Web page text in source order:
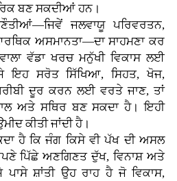
ਬਣ ਸਕਦੀਆਂ ਹਨ।
ਜਲਵਾਯੂ ਪਰਿਵਰਤਨ,
ਅਸਮਾਨਤਾ—ਦਾ ਸਾਹਮਣਾ ਕਰ
ਵੱਡਾ ਖਰਚ ਮਨੁੱਖੀ ਵਿਕਾਸ ਲਈ
ਇਹ ਸਰੋਤ ਸਿੱਖਿਆ, ਸਿਹਤ, ਖੋਜ,
ਦੂਰ ਕਰਨ ਲਈ ਵਰਤੇ ਜਾਣ, ਤਾਂ
ਅਤੇ ਸਥਿਰ ਬਣ ਸਕਦਾ ਹੈ। ਇਹੀ
ਕੀਤੀ ਜਾਂਦੀ ਹੈ।
ਹੈ ਕਿ ਜੰਗ ਕਿਸੇ ਵੀ ਪੱਖ ਦੀ ਅਸਲ
ਪਿੱਛੇ ਅਣਗਿਣਤ ਦੁੱਖ, ਵਿਨਾਸ਼ ਅਤੇ
ਪਾਸੇ ਸ਼ਾਂਤੀ ਉਹ ਰਾਹ ਹੈ ਜੋ ਵਿਕਾਸ,